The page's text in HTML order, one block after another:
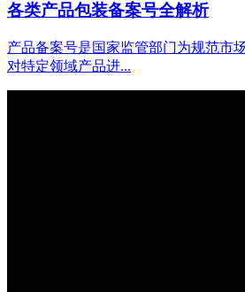
各类产品包装备案号全解析
产品备案号是国家监管部门为规范市
对特定领域产品进...